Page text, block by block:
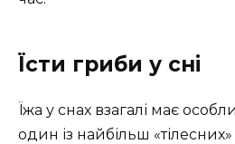
Їсти гриби у сні
Їжа у снах взагалі має
один із найбільш